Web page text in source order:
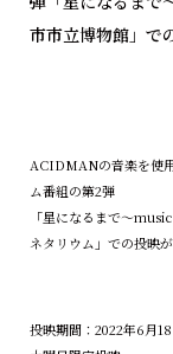
市市立博物館」で
ACIDMANの音楽を使
ム番組の第2弾
「星になるまで～
ネタリウム」での投映が
投映期間：2022年6月